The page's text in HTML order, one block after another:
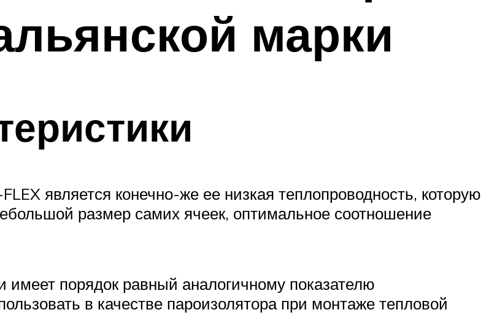
марки
является конечно-же ее низкая теплопроводность, которую
размер самих ячеек, оптимальное соотношение
порядок равный аналогичному показателю
в качестве пароизолятора при монтаже тепловой